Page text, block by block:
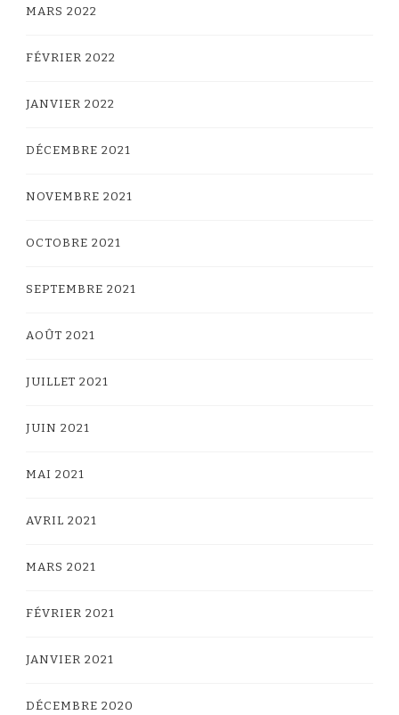
MARS 2022
FÉVRIER 2022
JANVIER 2022
DÉCEMBRE 2021
NOVEMBRE 2021
OCTOBRE 2021
SEPTEMBRE 2021
AOÛT 2021
JUILLET 2021
JUIN 2021
MAI 2021
AVRIL 2021
MARS 2021
FÉVRIER 2021
JANVIER 2021
DÉCEMBRE 2020